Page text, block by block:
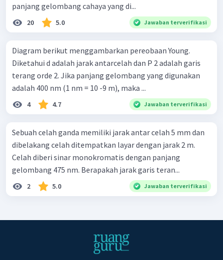
panjang gelombang cahaya yang di...
20 5.0 Jawaban terverifikasi
Diagram berikut menggambarkan pereobaan Young.
Diketahui d adalah jarak antarcelah dan P 2 adalah garis
terang orde 2. Jika panjang gelombang yang digunakan
adalah 400 nm (1 nm = 10 -9 m), maka ...
4 4.7 Jawaban terverifikasi
Sebuah celah ganda memiliki jarak antar celah 5 mm dan
dibelakang celah ditempatkan layar dengan jarak 2 m.
Celah diberi sinar monokromatis dengan panjang
gelombang 475 nm. Berapakah jarak garis teran...
2 5.0 Jawaban terverifikasi